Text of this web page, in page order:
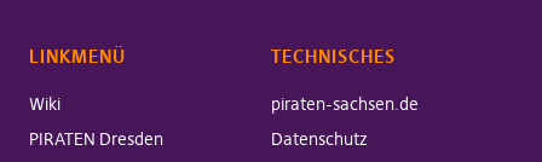
LINKMENÜ
Wiki
PIRATEN Dresden
TECHNISCHES
piraten-sachsen.de
Datenschutz